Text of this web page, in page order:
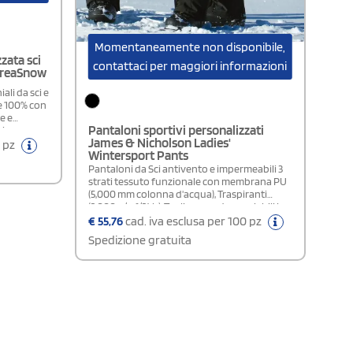
sci
da sci e
con
e
per
grafica è
e
pz
Momentaneamente non disponibile,
contattaci per maggiori informazioni
Pantaloni sportivi personalizzati
James & Nicholson Ladies'
Wintersport Pants
Pantaloni da Sci antivento e impermeabili 3
strati tessuto funzionale con membrana PU
(5,000 mm colonna d'acqua), Traspiranti
(2,000 g/m²/24h), Taglie comode regolabili in
vita per ottimo fit,Composizione: softshell
€55,76cad. iva esclusa per 100 pz
Spedizione gratuita